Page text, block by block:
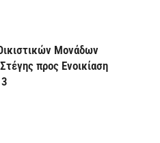
Μονάδων
προς Ενοικίαση